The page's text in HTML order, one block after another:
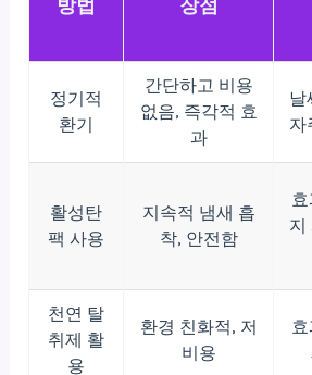
방법 장점
정기적
환기
간단하고 비용
없음, 즉각적 효
과
날
자
활성탄
팩 사용
지속적 냄새 흡
착, 안전함
지
천연 탈
취제 활
용
환경 친화적, 저
비용